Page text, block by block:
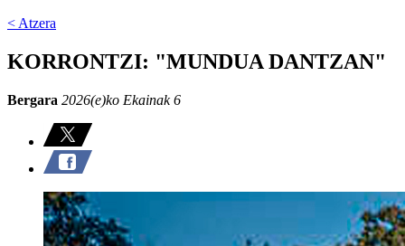
< Atzera
KORRONTZI: "MUNDUA DANTZAN"
Bergara 2026(e)ko Ekainak 6